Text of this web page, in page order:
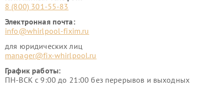
8 (800) 301-55-83
Электронная почта:
info@whirlpool-fixim.ru
для юридических лиц
manager@fix-whirlpool.ru
График работы:
ПН-ВСК с 9:00 до 21:00 без перерывов и выходных